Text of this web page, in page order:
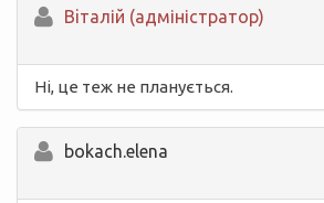
Вiталій (адміністратор)
Ні, це теж не планується.
bokach.elena